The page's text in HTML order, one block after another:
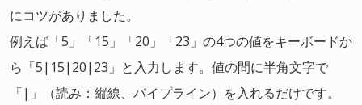
にコツがありました。
例えば「5」「15」「20」「23」の4つの値をキーボードか
ら「5|15|20|23」と入力します。値の間に半角文字で
「|」（読み：縦線、パイプライン）を入れるだけです。